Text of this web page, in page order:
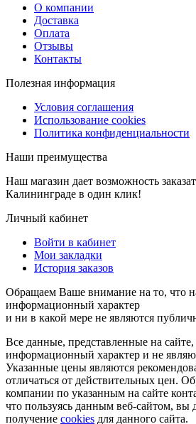
О компании
Доставка
Оплата
Отзывы
Контакты
Полезная информация
Условия соглашения
Использование cookies
Политика конфиденциальности
Наши преимущества
Наш магазин дает возможность
Калининграде в один клик!
Личный кабинет
Войти в кабинет
Мои закладки
История заказов
Обращаем Ваше внимание на то, что
информационный характер
и ни в какой мере не являются
Все данные, представленные на сайте,
информационный характер и не
Указанные цены являются
отличаться от действительных цен.
компании по указанным на сайте
что пользуясь данным веб-сайтом, вы
получение cookies для данного сайта.